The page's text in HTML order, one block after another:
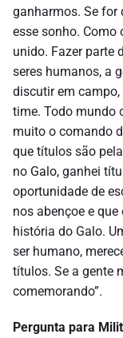
ganharmos. Se for
esse sonho.
unido. Fazer parte
seres humanos, a
discutir em
time. Todo mundo
muito o comando
que títulos são
no Galo, ganhei
oportunidade de
nos abençoe e
história do Galo.
ser humano,
títulos. Se a gente
comemorando”.
Pergunta para